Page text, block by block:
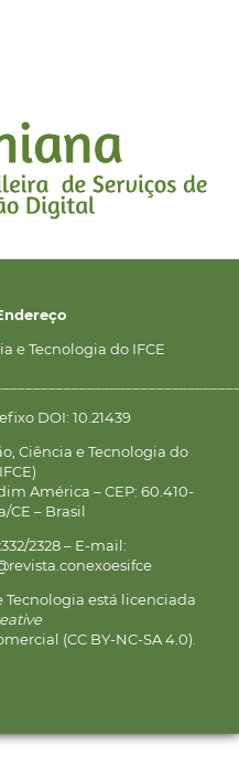
e Tecnologia do IFCE
DOI: 10.21439
Ciência e Tecnologia do
América – CEP: 60.410-
CE – Brasil
2328 – E-mail:
Tecnologia está licenciada
(CC BY-NC-SA 4.0).